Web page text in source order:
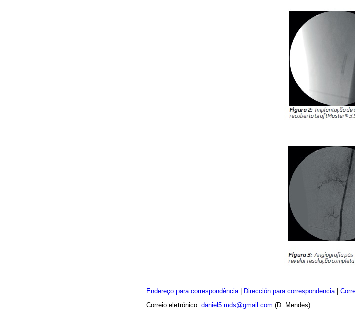
Endereço para correspondência Dirección para correspondencia
Correio eletrónico: daniel5.mds@gmail.com (D. Mendes).